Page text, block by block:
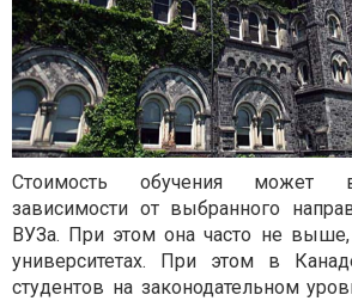
Стоимость обучения может
зависимости от выбранного
ВУЗа. При этом она часто не
университетах. При этом в
студентов на законодательном